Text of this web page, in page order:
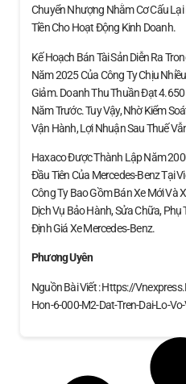
Chuyển Nhượng Nhằm Cơ Cấu
Tiền Cho Hoạt Động Kinh Doanh.
Kế Hoạch Bán Tài Sản Diễn Ra
Năm 2025 Của Công Ty Chịu
Giảm. Doanh Thu Thuần Đạt 4.650
Năm Trước. Tuy Vậy, Nhờ Kiểm
Vận Hành, Lợi Nhuận Sau Thuế
Haxaco Được Thành Lập Năm
Đầu Tiên Của Mercedes-Benz Tại
Công Ty Bao Gồm Bán Xe Mới Và
Dịch Vụ Bảo Hành, Sửa Chữa, Phụ
Định Giá Xe Mercedes‑Benz.
Phương Uyên
Nguồn Bài Viết : Https://
Hon-6-000-M2-Dat-Tren-Dai-Lo-